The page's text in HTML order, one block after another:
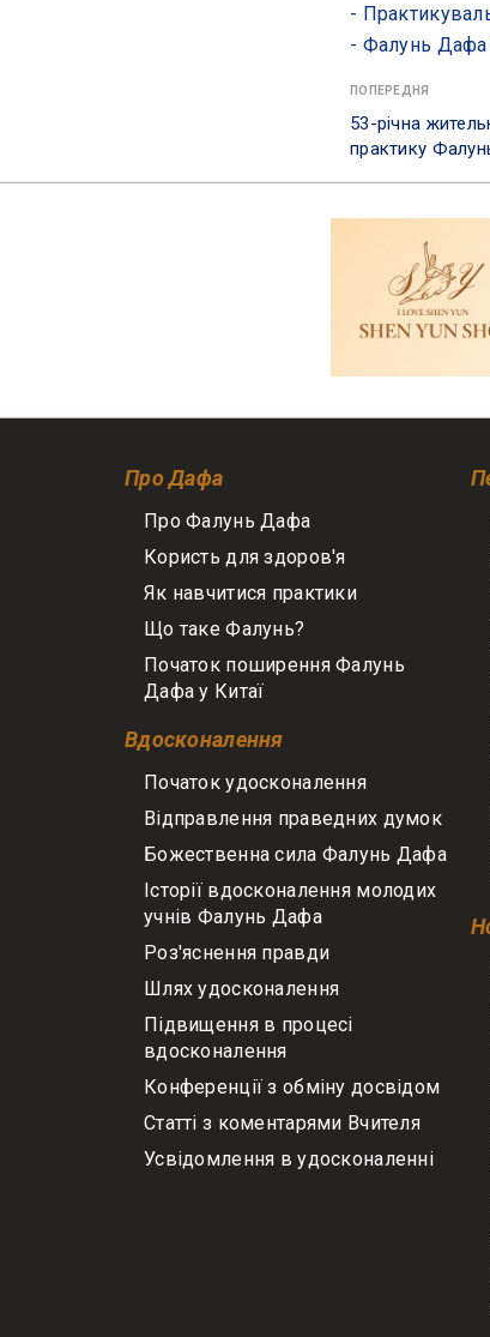
-
- Фалунь Дафа
ПОПЕРЕДНЯ
53-річна
практику
Про Дафа
Про Фалунь Дафа
Користь для здоров'я
Як навчитися практики
Що таке Фалунь?
Початок поширення Фалунь
Дафа у Китаї
Вдосконалення
Початок удосконалення
Відправлення праведних думок
Божественна сила Фалунь Дафа
Історії вдосконалення молодих
учнів Фалунь Дафа
Роз'яснення правди
Шлях удосконалення
Підвищення в процесі
вдосконалення
Конференції з обміну досвідом
Статті з коментарями Вчителя
Усвідомлення в удосконаленні